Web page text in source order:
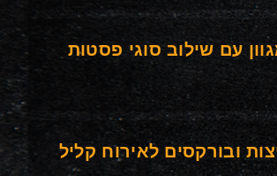
עם שילוב סוגי פסטות
ובורקסים לאירוח קליל